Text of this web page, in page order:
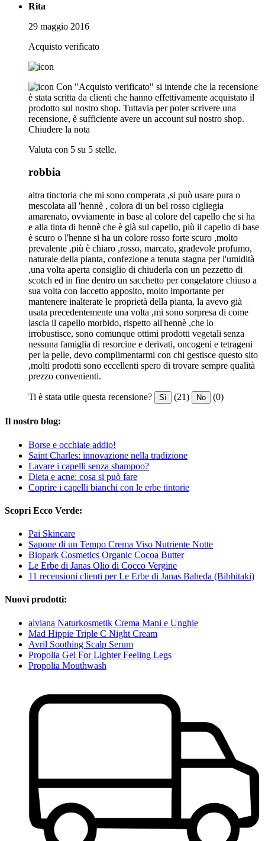
Rita
29 maggio 2016
Acquisto verificato
Con "Acquisto verificato" si intende che la recensione
è stata scritta da clienti che hanno effettivamente acquistato il
prodotto sul nostro shop. Tuttavia per poter scrivere una
recensione, è sufficiente avere un account sul nostro shop.
Chiudere la nota
Valuta con 5 su 5 stelle.
robbia
altra tinctoria che mi sono comperata ,si può usare pura o
mescolata all 'hennè , colora di un bel rosso cigliegia
amarenato, ovviamente in base al colore del capello che si ha
e alla tinta di hennè che è già sul capello, più il capello di base
è scuro o l'henne si ha un colore rosso forte scuro ,molto
prevalente ,più è chiaro ,rosso, marcato, gradevole profumo,
naturale della pianta, confezione a tenuta stagna per l'umidità
,una volta aperta consiglio di chiuderla con un pezzetto di
scotch ed in fine dentro un sacchetto per congelatore chiuso a
sua volta con laccetto apposito, molto importante per
mantenere inalterate le proprietà della pianta, la avevo già
usata precedentemente una volta ,mi sono sorpresa di come
lascia il capello morbido, rispetto all'hennè ,che lo
irrobustisce, sono comunque ottimi prodotti vegetali senza
nessuna famiglia di resorcine e derivati, oncogeni e tetrageni
per la pelle, devo complimentarmi con chi gestisce questo sito
,molti prodotti sono eccellenti spero di trovare sempre qualità
prezzo convenienti.
Ti è stata utile questa recensione? Sì (21) No (0)
Il nostro blog:
Borse e occhiaie addio!
Saint Charles: innovazione nella tradizione
Lavare i capelli senza shampoo?
Dieta e acne: cosa si può fare
Coprire i capelli bianchi con le erbe tintorie
Scopri Ecco Verde:
Pai Skincare
Sapone di un Tempo Crema Viso Nutriente Notte
Biopark Cosmetics Organic Cocoa Butter
Le Erbe di Janas Olio di Cocco Vergine
11 recensioni clienti per Le Erbe di Janas Baheda (Bibhitaki)
Nuovi prodotti:
alviana Naturkosmetik Crema Mani e Unghie
Mad Hippie Triple C Night Cream
Avril Soothing Scalp Serum
Propolia Gel For Lighter Feeling Legs
Propolia Mouthwash